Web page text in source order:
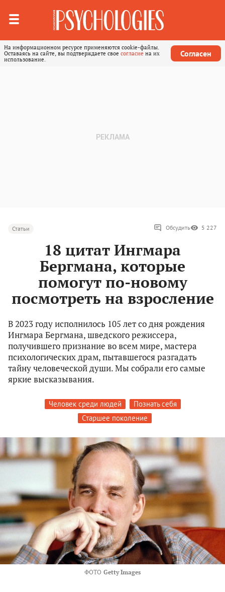
На информационном ресурсе применяются cookie-файлы.
Оставаясь на сайте, вы подтверждаете свое согласие на их
использование.
Согласен
Статьи Обсудить 5 227
18 цитат Ингмара
Бергмана, которые
помогут по-новому
посмотреть на взросление
В 2023 году исполнилось 105 лет со дня рождения
Ингмара Бергмана, шведского режиссера,
получившего признание во всем мире, мастера
психологических драм, пытавшегося разгадать
тайну человеческой души. Мы собрали его самые
яркие высказывания.
Человек среди людей
Познать себя
Старшее поколение
ФОТО Getty Images